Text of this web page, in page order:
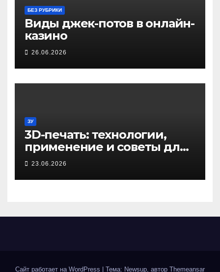
БЕЗ РУБРИКИ
Виды джек-потов в онлайн-
казино
26.06.2026
ЗУ
3D-печать: технологии,
применение и советы для
начинающих
23.06.2026
Сайт работает на WordPress Тема: Newsup, автор Themeansar